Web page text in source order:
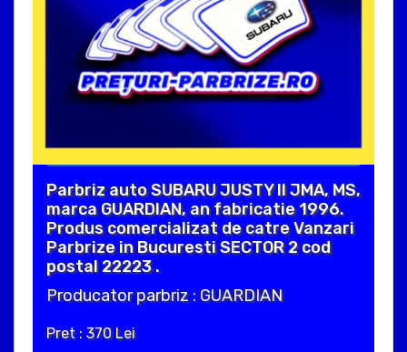
Parbriz auto SUBARU JUSTY II JMA, MS,
marca GUARDIAN, an fabricatie 1996.
Produs comercializat de catre Vanzari
Parbrize in Bucuresti SECTOR 2 cod
postal 22223 .
Producator parbriz : GUARDIAN
Pret : 370 Lei